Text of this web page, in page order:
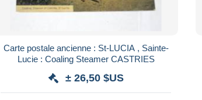
Carte postale ancienne : St-LUCIA , Sainte-
Lucie : Coaling Steamer CASTRIES
± 26,50 $US